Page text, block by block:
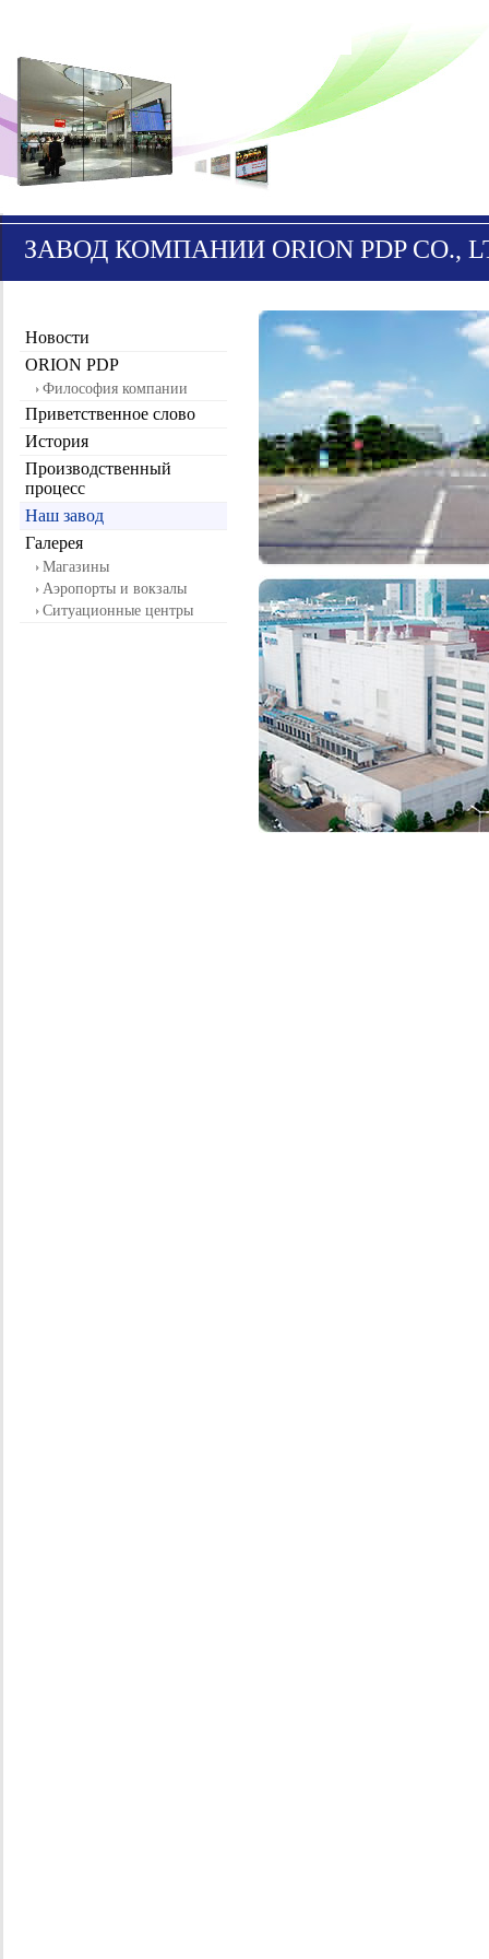
ЗАВОД КОМПАНИИ ORION PDP CO.,
Новости
ORION PDP
Философия компании
Приветственное слово
История
Производственный
процесс
Наш завод
Галерея
Магазины
Аэропорты и вокзалы
Ситуационные центры